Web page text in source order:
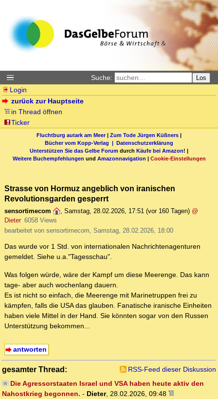
Suche: Los
Login
zurück zur Hauptseite
in Thread öffnen
Ticker
Fluchtburg autark am Meer| Zum Tode Jürgen Küßners |
Bücher vom Kopp-Verlag | Datenschutzerklärung
Unterstützen Sie das Gelbe Forum durch Käufe bei Amazon! |
Weitere Buchempfehlungen und Amazonnavigation | Cookie-Einstellungen
Strasse von Hormuz angeblich von iranischen
Revolutionsgarden gesperrt
sensortimecom , Samstag, 28.02.2026, 17:51 (vor 160 Tagen) @
Dieter 6058 Views
bearbeitet von sensortimecom, Samstag, 28.02.2026, 18:00
Das wurde vor 1 Std. von internationalen Nachrichtenagenturen
gemeldet. Siehe u.a."Tagesschau".
Was folgen würde, wäre der Kampf um diese Meerenge. Das kann
tage- aber auch wochenlang dauern.
Es ist nicht so einfach, die Meerenge mit Marinetruppen frei zu
kämpfen, falls die USA das glauben. Fanatische iranische Einheiten
haben viele Mittel in der Hand. Sie könnten sogar von den Russen
Unterstützung bekommen...
antworten
gesamter Thread:
RSS-Feed dieser Diskussion
Die Agressorstaaten Israel und VSA haben heute aktiv den
Nahostkrieg begonnen. - Dieter, 28.02.2026, 09:48